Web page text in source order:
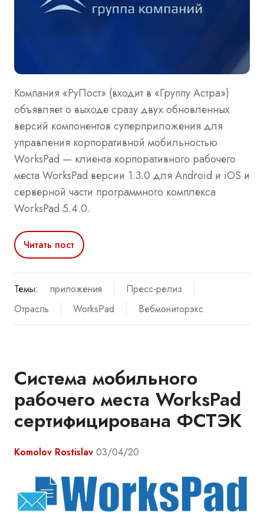
Компания «РуПост» (входит в «Группу Астра»)
объявляет о выходе сразу двух обновленных
версий компонентов суперприложения для
управления корпоративной мобильностью
WorksPad — клиента корпоративного рабочего
места WorksPad версии 1.3.0 для Android и iOS и
серверной части программного комплекса
WorksPad 5.4.0.
Читать пост
Темы: приложения
Пресс-релиз
Отрасль
WorksPad Вебмониторэкс
Система мобильного
рабочего места WorksPad
сертифицирована ФСТЭК
Komolov Rostislav 03/04/20